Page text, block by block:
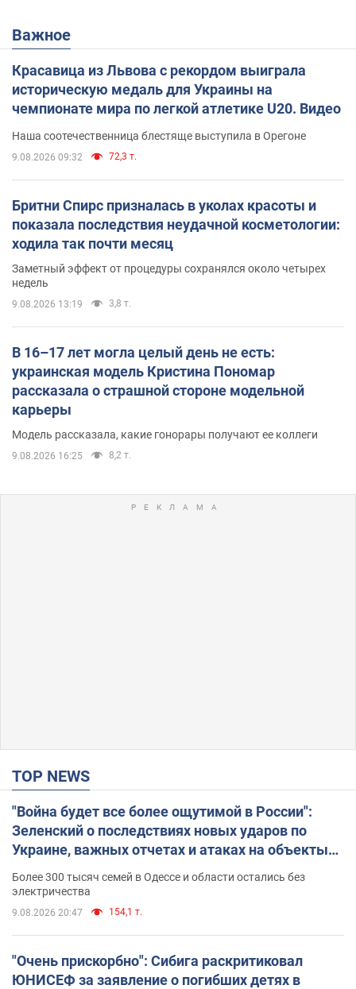
Важное
Красавица из Львова с рекордом выиграла
историческую медаль для Украины на
чемпионате мира по легкой атлетике U20. Видео
Наша соотечественница блестяще выступила в Орегоне
9.08.2026 09:32 72,3 т.
Бритни Спирс призналась в уколах красоты и
показала последствия неудачной косметологии:
ходила так почти месяц
Заметный эффект от процедуры сохранялся около четырех
недель
9.08.2026 13:19 3,8 т.
В 16–17 лет могла целый день не есть:
украинская модель Кристина Пономар
рассказала о страшной стороне модельной
карьеры
Модель рассказала, какие гонорары получают ее коллеги
9.08.2026 16:25 8,2 т.
TOP NEWS
"Война будет все более ощутимой в России":
Зеленский о последствиях новых ударов по
Украине, важных отчетах и атаках на объекты
противника. Видео
Более 300 тысяч семей в Одессе и области остались без
электричества
9.08.2026 20:47 154,1 т.
"Очень прискорбно": Сибига раскритиковал
ЮНИСЕФ за заявление о погибших детях в